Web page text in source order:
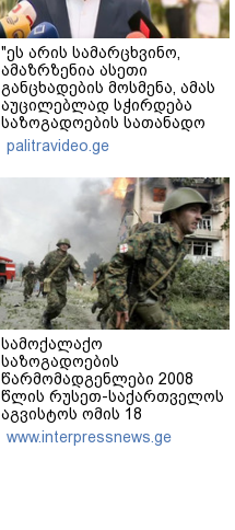
"ეს არის სამარცხვინო,
ამაზრზენია ასეთი
განცხადების მოსმენა, ამას
აუცილებლად სჭირდება
საზოგადოების სათანადო
რეაქცია" - ირაკლი
კობახიძე
palitravideo.ge
სამოქალაქო
საზოგადოების
წარმომადგენლები 2008
წლის რუსეთ-საქართველოს
აგვისტოს ომის 18
წლისთავთან
დაკავშირებით ერთობლივ
www.interpressnews.ge